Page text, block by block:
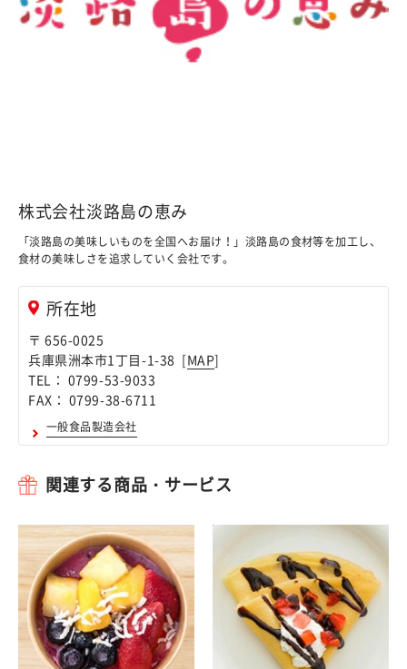
株式会社淡路島の恵み
「淡路島の美味しいものを全国へお届け！」淡路島の食材等を加工し、
食材の美味しさを追求していく会社です。
所在地
〒 656-0025
兵庫県洲本市1丁目-1-38 [MAP]
TEL： 0799-53-9033
FAX： 0799-38-6711
一般食品製造会社
関連する商品・サービス